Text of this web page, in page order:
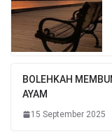
BOLEHKAH
AYAM
15 September 2025